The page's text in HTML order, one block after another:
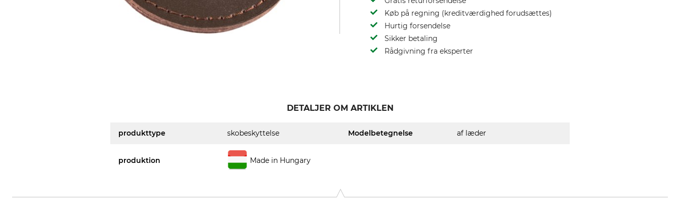
Køb på regning (kreditværdighed forudsættes)
Hurtig forsendelse
Sikker betaling
Rådgivning fra eksperter
DETALJER OM ARTIKLEN
produkttype skobeskyttelse Modelbetegnelse af læder
produktion Made in Hungary